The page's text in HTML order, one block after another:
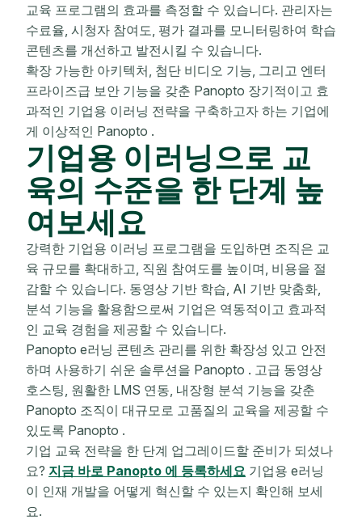
교육 프로그램의 효과를 측정할 수 있습니다. 관리자는
수료율, 시청자 참여도, 평가 결과를 모니터링하여 학습
콘텐츠를 개선하고 발전시킬 수 있습니다.
확장 가능한 아키텍처, 첨단 비디오 기능, 그리고 엔터
프라이즈급 보안 기능을 갖춘 Panopto 장기적이고 효
과적인 기업용 이러닝 전략을 구축하고자 하는 기업에
게 이상적인 Panopto .
기업용 이러닝으로 교
육의 수준을 한 단계 높
여보세요
강력한 기업용 이러닝 프로그램을 도입하면 조직은 교
육 규모를 확대하고, 직원 참여도를 높이며, 비용을 절
감할 수 있습니다. 동영상 기반 학습, AI 기반 맞춤화,
분석 기능을 활용함으로써 기업은 역동적이고 효과적
인 교육 경험을 제공할 수 있습니다.
Panopto e러닝 콘텐츠 관리를 위한 확장성 있고 안전
하며 사용하기 쉬운 솔루션을 Panopto . 고급 동영상
호스팅, 원활한 LMS 연동, 내장형 분석 기능을 갖춘
Panopto 조직이 대규모로 고품질의 교육을 제공할 수
있도록 Panopto .
기업 교육 전략을 한 단계 업그레이드할 준비가 되셨나
요? 지금 바로 Panopto 에 등록하세요 기업용 e러닝
이 인재 개발을 어떻게 혁신할 수 있는지 확인해 보세
요.